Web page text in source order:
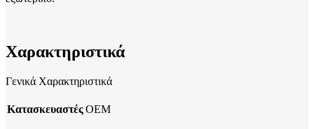
Χαρακτηριστικά
Γενικά Χαρακτηριστικά
ΚατασκευαστέςOEM